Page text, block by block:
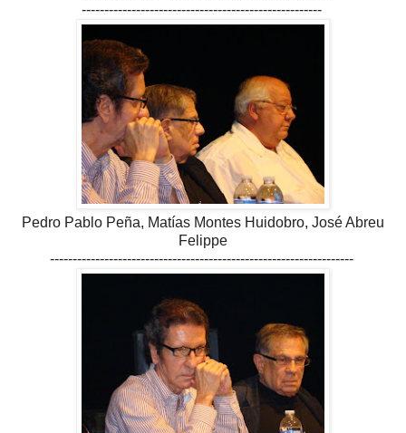
-----------------------------------------------------
Pedro Pablo Peña, Matías Montes Huidobro, José Abreu
Felippe
-------------------------------------------------------------------